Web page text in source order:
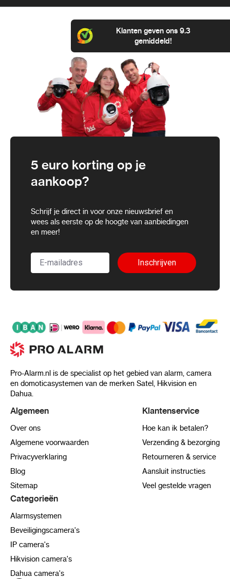
5 euro korting op je
aankoop?
Schrijf je direct in voor onze nieuwsbrief en
wees als eerste op de hoogte van aanbiedingen
en meer!
Inschrijven
Pro-Alarm.nl is de specialist op het gebied van alarm, camera
en domoticasystemen van de merken Satel, Hikvision en
Dahua.
Klanten geven ons 9.3
gemiddeld!
Algemeen
Over ons
Algemene voorwaarden
Privacyverklaring
Blog
Sitemap
Klantenservice
Hoe kan ik betalen?
Verzending & bezorging
Retourneren & service
Aansluit instructies
Veel gestelde vragen
Categorieën
Alarmsystemen
Beveiligingscamera's
IP camera's
Hikvision camera's
Dahua camera's